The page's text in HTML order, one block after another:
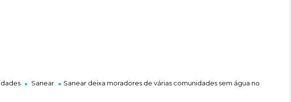
Sanear
Sanear deixa moradores de várias comunidades sem água no